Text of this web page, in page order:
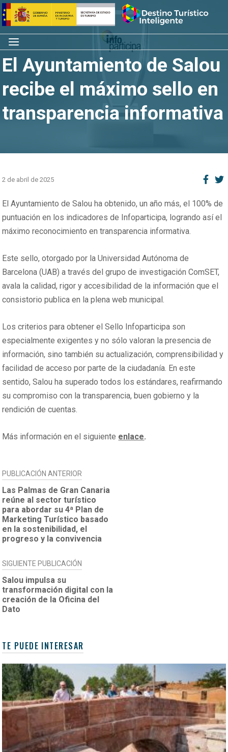
Saltar
al
contenido
Inicio
Menú
El Ayuntamiento de Salou
recibe el máximo sello en
transparencia informativa
2 de abril de 2025
El Ayuntamiento de Salou ha obtenido, un año más, el 100% de
puntuación en los indicadores de Infoparticipa, logrando así el
máximo reconocimiento en transparencia informativa.
Este sello, otorgado por la Universidad Autónoma de
Barcelona (UAB) a través del grupo de investigación ComSET,
avala la calidad, rigor y accesibilidad de la información que el
consistorio publica en la plena web municipal.
Los criterios para obtener el Sello Infoparticipa son
especialmente exigentes y no sólo valoran la presencia de
información, sino también su actualización, comprensibilidad y
facilidad de acceso por parte de la ciudadanía. En este
sentido, Salou ha superado todos los estándares, reafirmando
su compromiso con la transparencia, buen gobierno y la
rendición de cuentas.
Más información en el siguiente enlace.
NAVEGACIÓN
DE
ENTRADAS
PUBLICACIÓN ANTERIOR
Las Palmas de Gran Canaria
reúne al sector turístico
para abordar su 4ª Plan de
Marketing Turístico basado
en la sostenibilidad, el
progreso y la convivencia
SIGUIENTE PUBLICACIÓN
Salou impulsa su
transformación digital con la
creación de la Oficina del
Dato
TE PUEDE INTERESAR